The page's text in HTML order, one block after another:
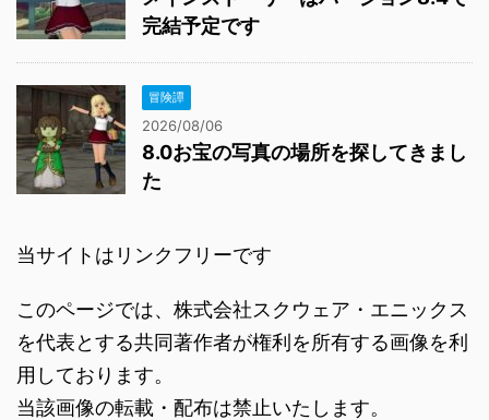
完結予定です
冒険譚
2026/08/06
8.0お宝の写真の場所を探してきまし
た
当サイトはリンクフリーです
このページでは、株式会社スクウェア・エニックス
を代表とする共同著作者が権利を所有する画像を利
用しております。
当該画像の転載・配布は禁止いたします。